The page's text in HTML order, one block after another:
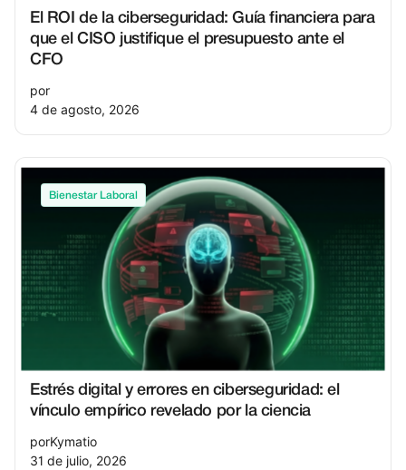
El ROI de la ciberseguridad: Guía financiera para
que el CISO justifique el presupuesto ante el
CFO
por
4 de agosto, 2026
Bienestar Laboral
Estrés digital y errores en ciberseguridad: el
vínculo empírico revelado por la ciencia
porKymatio
31 de julio, 2026